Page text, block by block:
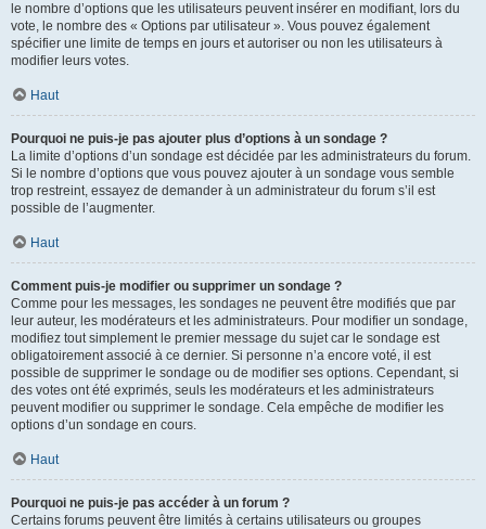
le nombre d’options que les utilisateurs peuvent insérer en modifiant, lors du
vote, le nombre des « Options par utilisateur ». Vous pouvez également
spécifier une limite de temps en jours et autoriser ou non les utilisateurs à
modifier leurs votes.
Haut
Pourquoi ne puis-je pas ajouter plus d’options à un sondage ?
La limite d’options d’un sondage est décidée par les administrateurs du forum.
Si le nombre d’options que vous pouvez ajouter à un sondage vous semble
trop restreint, essayez de demander à un administrateur du forum s’il est
possible de l’augmenter.
Haut
Comment puis-je modifier ou supprimer un sondage ?
Comme pour les messages, les sondages ne peuvent être modifiés que par
leur auteur, les modérateurs et les administrateurs. Pour modifier un sondage,
modifiez tout simplement le premier message du sujet car le sondage est
obligatoirement associé à ce dernier. Si personne n’a encore voté, il est
possible de supprimer le sondage ou de modifier ses options. Cependant, si
des votes ont été exprimés, seuls les modérateurs et les administrateurs
peuvent modifier ou supprimer le sondage. Cela empêche de modifier les
options d’un sondage en cours.
Haut
Pourquoi ne puis-je pas accéder à un forum ?
Certains forums peuvent être limités à certains utilisateurs ou groupes